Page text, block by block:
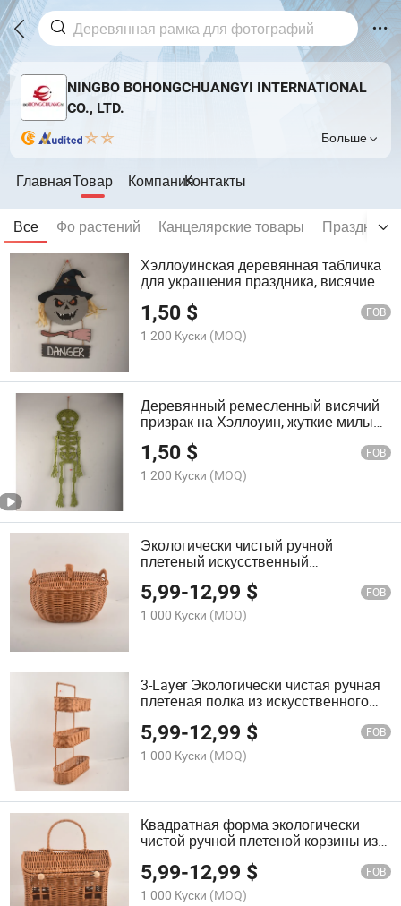
NINGBO BOHONGCHUANGYI INTERNATIONAL
CO., LTD.
Больше
ГлавнаяТовар КомпанияКонтакты
Все Фо растений Канцелярские товары
Праздник
Хэллоуинская деревянная табличка
для украшения праздника, висячие
фестиваль призраков
1,50 $ FOB
1 200 Куски (MOQ)
Деревянный ремесленный висячий
призрак на Хэллоуин, жуткие милые
украшения для улицы и дома
1,50 $ FOB
1 200 Куски (MOQ)
Экологически чистый ручной
плетеный искусственный
ротанговый поднос для домашнего
декора
5,99-12,99 $ FOB
1 000 Куски (MOQ)
3-Layer Экологически чистая ручная
плетеная полка из искусственного
5,99-12,99 $ FOB
1 000 Куски (MOQ)
Квадратная форма экологически
чистой ручной плетеной корзины из
искусственного ротанга для
домашнего декора
5,99-12,99 $ FOB
1 000 Куски (MOQ)